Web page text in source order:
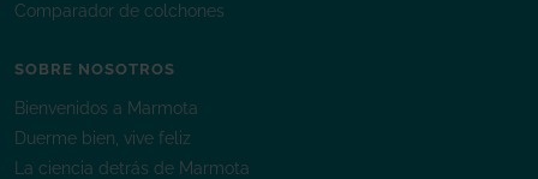
Comparador de colchones
SOBRE NOSOTROS
Bienvenidos a Marmota
Duerme bien, vive feliz
La ciencia detrás de Marmota